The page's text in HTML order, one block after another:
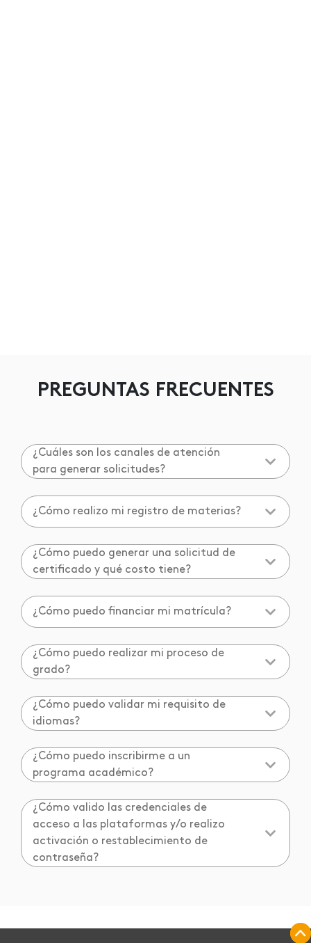
PREGUNTAS FRECUENTES
¿Cuáles son los canales de atención
para generar solicitudes?
¿Cómo realizo mi registro de materias?
¿Cómo puedo generar una solicitud de
certificado y qué costo tiene?
¿Cómo puedo financiar mi matrícula?
¿Cómo puedo realizar mi proceso de
grado?
¿Cómo puedo validar mi requisito de
idiomas?
¿Cómo puedo inscribirme a un
programa académico?
¿Cómo valido las credenciales de
acceso a las plataformas y/o realizo
activación o restablecimiento de
contraseña?